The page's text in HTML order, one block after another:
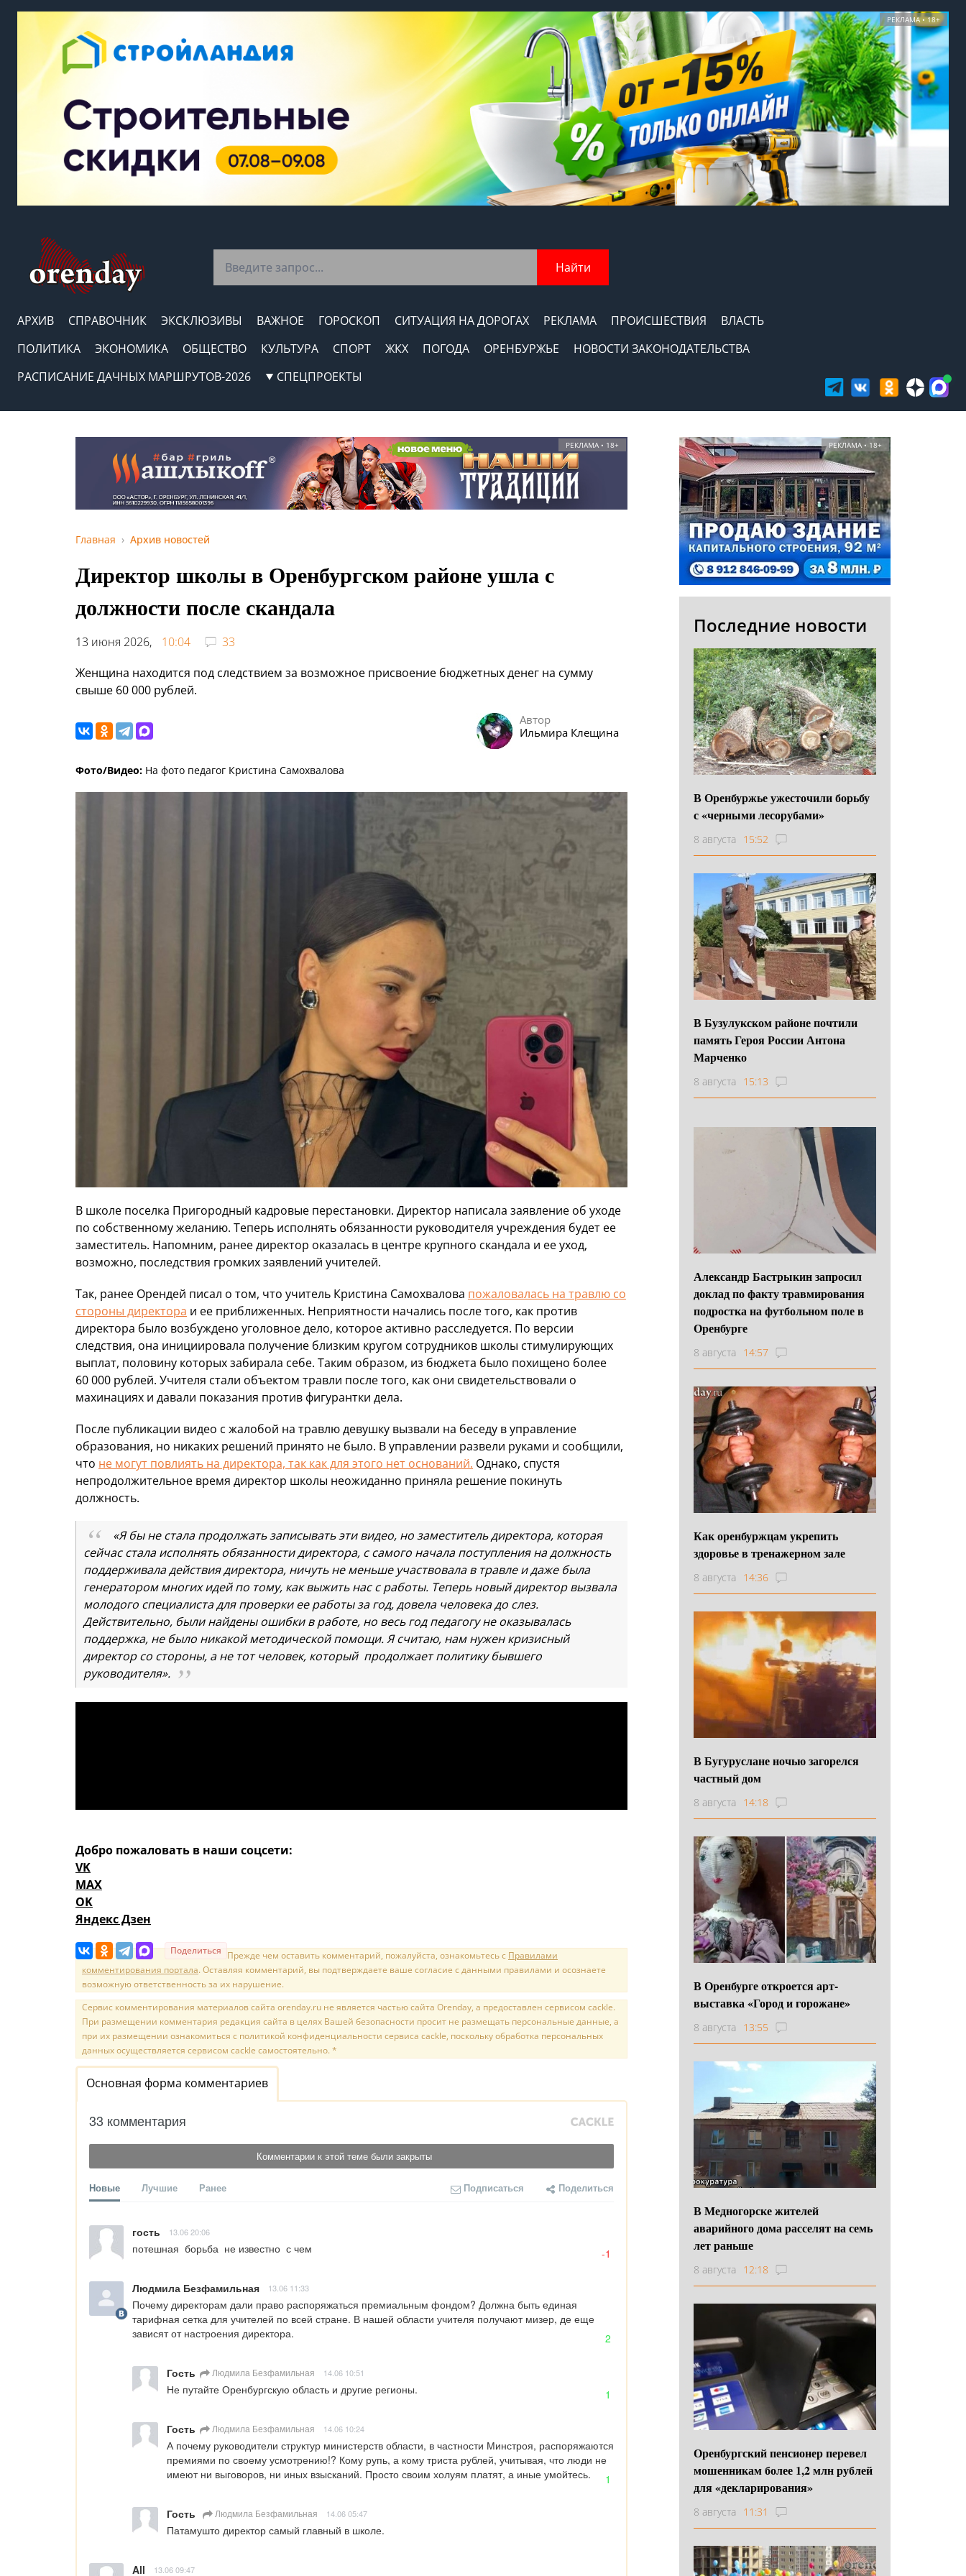
РЕКЛАМА • 18+
Найти
АРХИВ СПРАВОЧНИК ЭКСКЛЮЗИВЫ ВАЖНОЕ ГОРОСКОП СИТУАЦИЯ НА ДОРОГАХ РЕКЛАМА ПРОИСШЕСТВИЯ
ВЛАСТЬ
ПОЛИТИКА
ЭКОНОМИКА ОБЩЕСТВО КУЛЬТУРА СПОРТ ЖКХ ПОГОДА ОРЕНБУРЖЬЕ
НОВОСТИ ЗАКОНОДАТЕЛЬСТВА
РАСПИСАНИЕ ДАЧНЫХ МАРШРУТОВ-2026
СПЕЦПРОЕКТЫ
РЕКЛАМА • 18+
Главная Архив новостей
Директор школы в Оренбургском районе ушла с
должности после скандала
13 июня 2026, 10:04
33
Женщина находится под следствием за возможное присвоение бюджетных денег на сумму
свыше 60 000 рублей.
Автор
Ильмира Клещина
Фото/Видео: На фото педагог Кристина Самохвалова
В школе поселка Пригородный кадровые перестановки. Директор написала заявление об уходе
по собственному желанию. Теперь исполнять обязанности руководителя учреждения будет ее
заместитель. Напомним, ранее директор оказалась в центре крупного скандала и ее уход,
возможно, последствия громких заявлений учителей.
Так, ранее Орендей писал о том, что учитель Кристина Самохвалова пожаловалась на травлю со
стороны директора и ее приближенных. Неприятности начались после того, как против
директора было возбуждено уголовное дело, которое активно расследуется. По версии
следствия, она инициировала получение близким кругом сотрудников школы стимулирующих
выплат, половину которых забирала себе. Таким образом, из бюджета было похищено более
60 000 рублей. Учителя стали объектом травли после того, как они свидетельствовали о
махинациях и давали показания против фигурантки дела.
После публикации видео с жалобой на травлю девушку вызвали на беседу в управление
образования, но никаких решений принято не было. В управлении развели руками и сообщили,
что не могут повлиять на директора, так как для этого нет оснований. Однако, спустя
непродолжительное время директор школы неожиданно приняла решение покинуть
должность.
«Я бы не стала продолжать записывать эти видео, но заместитель директора, которая
сейчас стала исполнять обязанности директора, с самого начала поступления на должность
поддерживала действия директора, ничуть не меньше участвовала в травле и даже была
генератором многих идей по тому, как выжить нас с работы. Теперь новый директор вызвала
молодого специалиста для проверки ее работы за год, довела человека до слез.
Действительно, были найдены ошибки в работе, но весь год педагогу не оказывалась
поддержка, не было никакой методической помощи. Я считаю, нам нужен кризисный
директор со стороны, а не тот человек, который продолжает политику бывшего
руководителя».
Добро пожаловать в наши соцсети:
VK
MAX
OK
Яндекс Дзен
Поделиться Прежде чем оставить комментарий, пожалуйста, ознакомьтесь с Правилами
комментирования портала. Оставляя комментарий, вы подтверждаете ваше согласие с данными правилами и осознаете
возможную ответственность за их нарушение.
Сервис комментирования материалов сайта orenday.ru не является частью сайта Orenday, а предоставлен сервисом cackle.
При размещении комментария редакция сайта в целях Вашей безопасности просит не размещать персональные данные, а
при их размещении ознакомиться с политикой конфиденциальности сервиса cackle, поскольку обработка персональных
данных осуществляется сервисом cackle самостоятельно. *
Основная форма комментариев
33 комментария
Комментарии к этой теме были закрыты
Новые Лучшие Ранее Подписаться Поделиться
гость 13.06 20:06
потешная  борьба  не известно  с чем -1
Людмила Безфамильная 13.06 11:33
Почему директорам дали право распоряжаться премиальным фондом? Должна быть единая
тарифная сетка для учителей по всей стране. В нашей области учителя получают мизер, де еще
зависят от настроения директора.
2
Гость Людмила Безфамильная 14.06 10:51
Не путайте Оренбургскую область и другие регионы. 1
Гость Людмила Безфамильная 14.06 10:24
А почему руководители структур министерств области, в частности Минстроя, распоряжаются
премиями по своему усмотрению!? Кому рупь, а кому триста рублей, учитывая, что люди не
имеют ни выговоров, ни иных взысканий. Просто своим холуям платят, а иные умойтесь.
1
Гость Людмила Безфамильная 14.06 05:47
Патамушто директор самый главный в школе.
All 13.06 09:47
РЕКЛАМА • 18+
Последние новости
В Оренбуржье ужесточили борьбу
с «черными лесорубами»
8 августа 15:52
В Бузулукском районе почтили
память Героя России Антона
Марченко
8 августа 15:13
Александр Бастрыкин запросил
доклад по факту травмирования
подростка на футбольном поле в
Оренбурге
8 августа 14:57
Как оренбуржцам укрепить
здоровье в тренажерном зале
8 августа 14:36
В Бугуруслане ночью загорелся
частный дом
8 августа 14:18
В Оренбурге откроется арт-
выставка «Город и горожане»
8 августа 13:55
В Медногорске жителей
аварийного дома расселят на семь
лет раньше
8 августа 12:18
Оренбургский пенсионер перевел
мошенникам более 1,2 млн рублей
для «декларирования»
8 августа 11:31